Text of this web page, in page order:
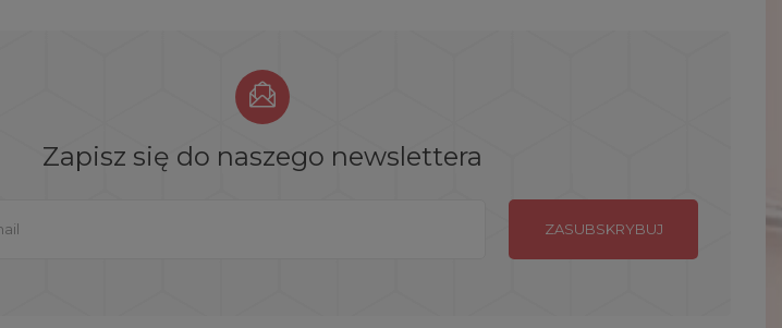
Zapisz się do naszego newslettera